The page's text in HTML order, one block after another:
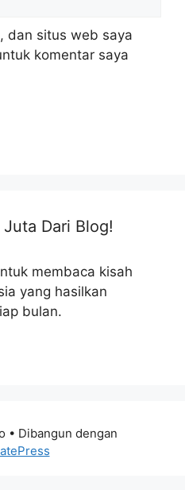
dan situs web saya
komentar saya
Dari Blog!
membaca kisah
yang hasilkan
bulan.
• Dibangun dengan